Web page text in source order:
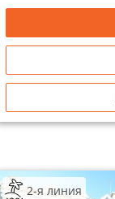
2-я линия